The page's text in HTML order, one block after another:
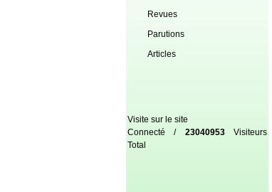
Revues
Parutions
Articles
Visite sur le site
Connecté / 23040953Visiteurs
Total